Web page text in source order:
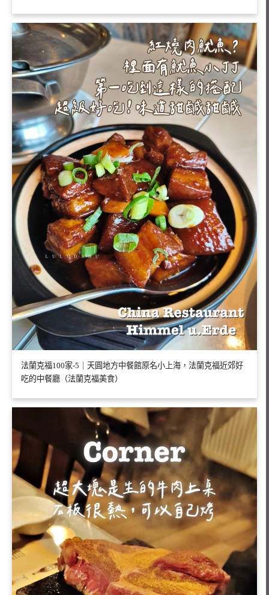
法蘭克福100家-5｜天圓地方中餐館原名小上海，法蘭克福近郊好
吃的中餐廳（法蘭克福美食）